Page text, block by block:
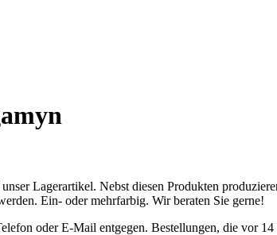
Lagerartikel. Nebst diesen Produkten
Ein- oder mehrfarbig. Wir beraten Sie gerne!
oder E-Mail entgegen. Bestellungen, die vor